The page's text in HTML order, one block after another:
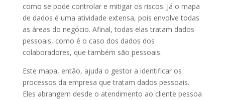
como se pode controlar e mitigar os riscos. Já o mapa
de dados é uma atividade extensa, pois envolve todas
as áreas do negócio. Afinal, todas elas tratam dados
pessoais, como é o caso dos dados dos
colaboradores, que também são pessoais.
Este mapa, então, ajuda o gestor a identificar os
processos da empresa que tratam dados pessoais.
Eles abrangem desde o atendimento ao cliente pessoa